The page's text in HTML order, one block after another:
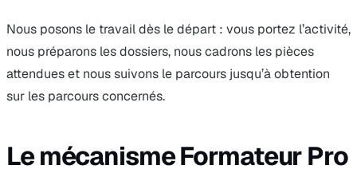
Nous posons le travail dès le départ : vous portez l’activité,
nous préparons les dossiers, nous cadrons les pièces
attendues et nous suivons le parcours jusqu’à obtention
sur les parcours concernés.
Le mécanisme Formateur Pro